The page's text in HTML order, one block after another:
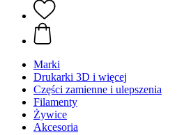
Marki
Drukarki 3D i więcej
Części zamienne i ulepszenia
Filamenty
Żywice
Akcesoria